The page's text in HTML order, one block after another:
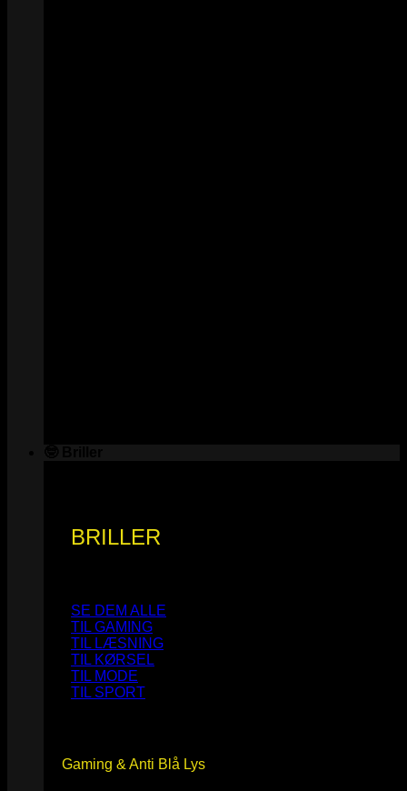
BRILLER
SE DEM ALLE
TIL GAMING
TIL LÆSNING
TIL KØRSEL
TIL MODE
TIL SPORT
Gaming & Anti Blå Lys